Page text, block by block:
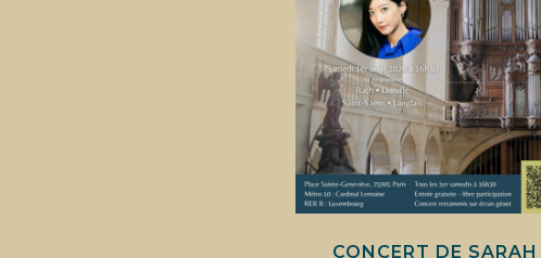
CONCERT DE SARAH